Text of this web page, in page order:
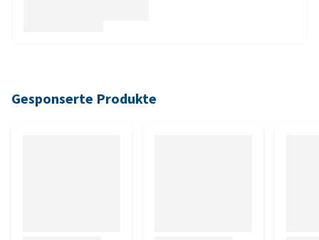
Gesponserte Produkte